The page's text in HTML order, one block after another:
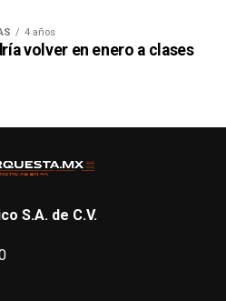
4 años
volver en enero a clases
S.A. de C.V.